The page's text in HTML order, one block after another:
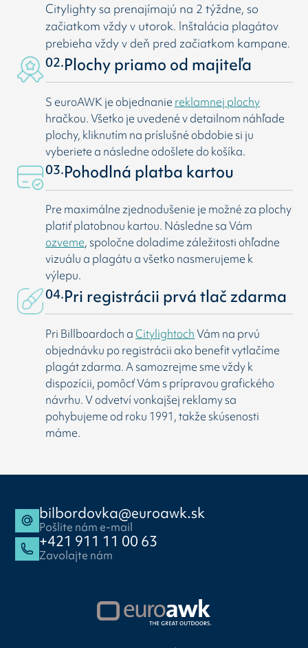
Citylighty sa prenajímajú na 2 týždne, so
začiatkom vždy v utorok. Inštalácia plagátov
prebieha vždy v deň pred začiatkom kampane.
02.Plochy priamo od majiteľa
S euroAWK je objednanie reklamnej plochy
hračkou. Všetko je uvedené v detailnom náhľade
plochy, kliknutím na príslušné obdobie si ju
vyberiete a následne odošlete do košíka.
03.Pohodlná platba kartou
Pre maximálne zjednodušenie je možné za plochy
platiť platobnou kartou. Následne sa Vám
ozveme, spoločne doladíme záležitosti ohľadne
vizuálu a plagátu a všetko nasmerujeme k
výlepu.
04.Pri registrácii prvá tlač zdarma
Pri Billboardoch aCitylightochVám na prvú
objednávku po registrácii ako benefit vytlačíme
plagát zdarma. A samozrejme sme vždy k
dispozícii, pomôcť Vám s prípravou grafického
návrhu. V odvetví vonkajšej reklamy sa
pohybujeme od roku 1991, takže skúsenosti
máme.
bilbordovka@euroawk.sk
Pošlite nám e-mail
+421 911 11 00 63
Zavolajte nám